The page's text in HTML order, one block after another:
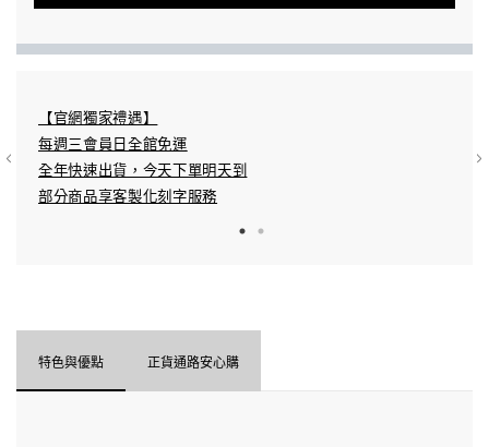
【官網獨家禮遇】
每週三會員日全館免運
全年快速出貨，今天下單明天到​
部分商品享客製化刻字服務​
特色與優點 正貨通路安心購